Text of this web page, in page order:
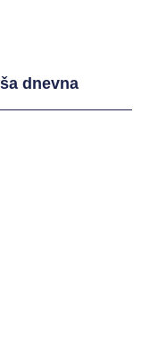
dnevna